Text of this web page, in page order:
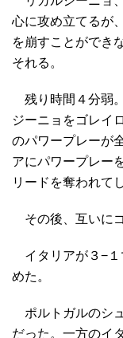
心に攻め立てるが
を崩すことができ
それる。
残り時間４分弱。ポルトガルはタイムアウト後にリカル
ジーニョをゴレイ
のパワープレーが
アにパワープレー
リードを奪われて
その後、互いに
イタリアが３−１でポルトガルを下し、準決勝進出を決
めた。
ポルトガルのシュート数は35本、そのうち枠内は15本
だった。一方のイ